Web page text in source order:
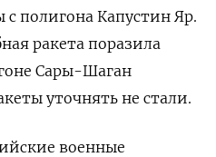
с полигона Капустин Яр.
ракета поразила
Сары-Шаган
уточнять не стали.
военные